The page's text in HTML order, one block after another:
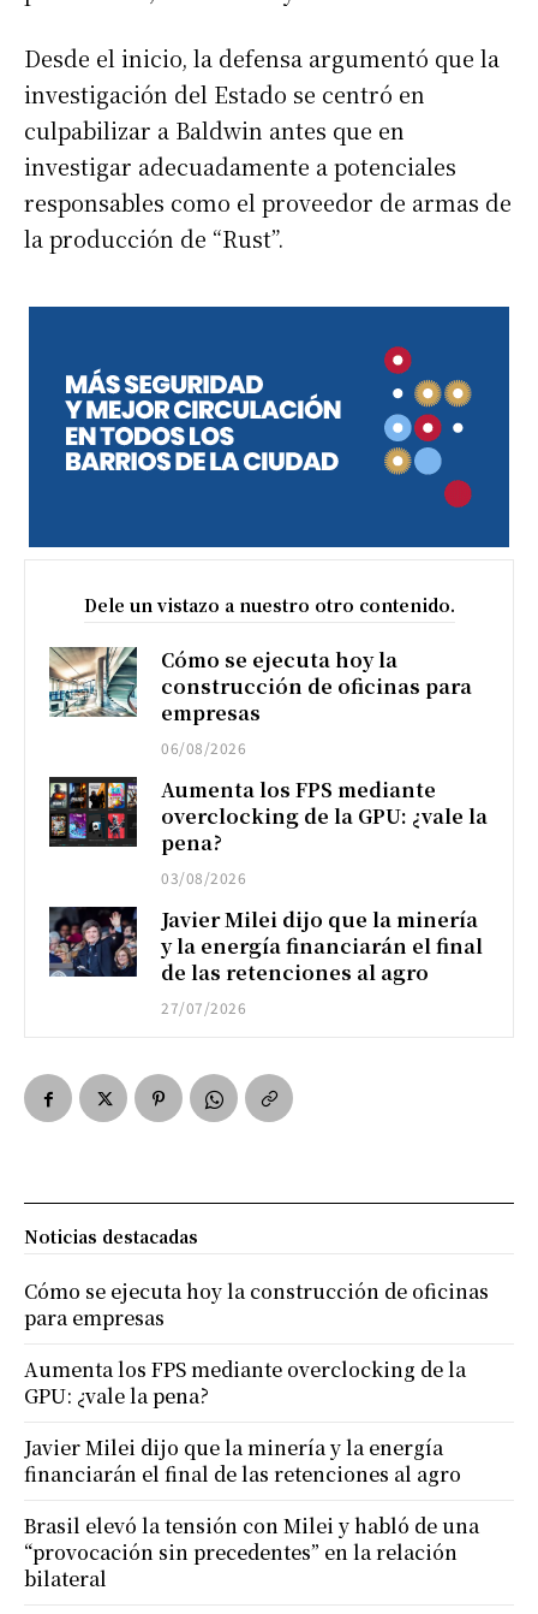
Desde el inicio, la defensa argumentó que la
investigación del Estado se centró en
culpabilizar a Baldwin antes que en
investigar adecuadamente a potenciales
responsables como el proveedor de armas de
la producción de “Rust”.
Dele un vistazo a nuestro otro contenido.
Cómo se ejecuta hoy la
construcción de oficinas para
empresas
06/08/2026
Aumenta los FPS mediante
overclocking de la GPU: ¿vale la
pena?
03/08/2026
Javier Milei dijo que la minería
y la energía financiarán el final
de las retenciones al agro
27/07/2026
Noticias destacadas
Cómo se ejecuta hoy la construcción de oficinas
para empresas
Aumenta los FPS mediante overclocking de la
GPU: ¿vale la pena?
Javier Milei dijo que la minería y la energía
financiarán el final de las retenciones al agro
Brasil elevó la tensión con Milei y habló de una
“provocación sin precedentes” en la relación
bilateral